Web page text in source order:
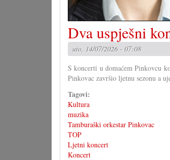
Dva uspješni
uto, 14/07/2026 - 07:08
S koncerti u domaćem Pinkovcu
Pinkovac završio ljetnu sezonu a
Tagovi:
Kultura
muzika
Tamburaški orkestar Pinkovac
TOP
Ljetni koncert
Koncert